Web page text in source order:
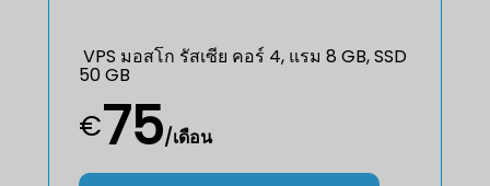
VPS มอสโก รัสเซีย คอร์ 4, แรม 8 GB, SSD
50 GB
€75/เดือน